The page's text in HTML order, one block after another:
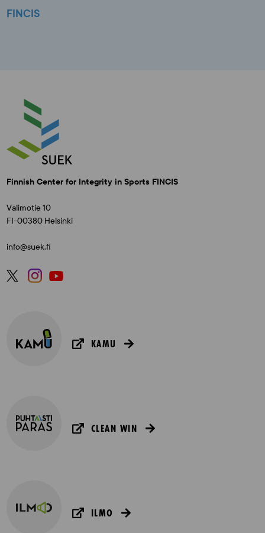
FINCIS
Finnish Center for Integrity in Sports FINCIS
Valimotie 10
FI-00380 Helsinki
info@suek.fi
KAMU
CLEAN WIN
ILMO